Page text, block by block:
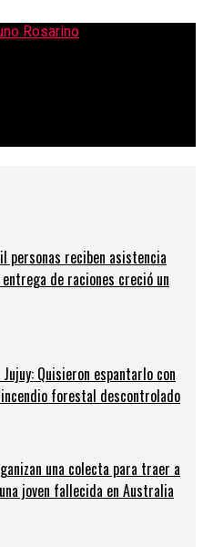
personas reciben asistencia
de raciones creció un
Quisieron espantarlo con
forestal descontrolado
una colecta para traer a
joven fallecida en Australia